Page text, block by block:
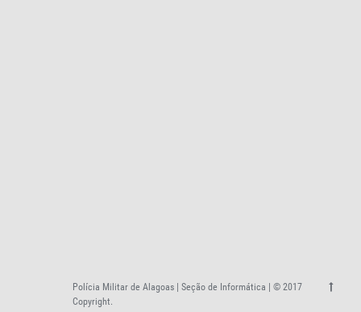
Polícia Militar de Alagoas | Seção de Informática | © 2017
Copyright.